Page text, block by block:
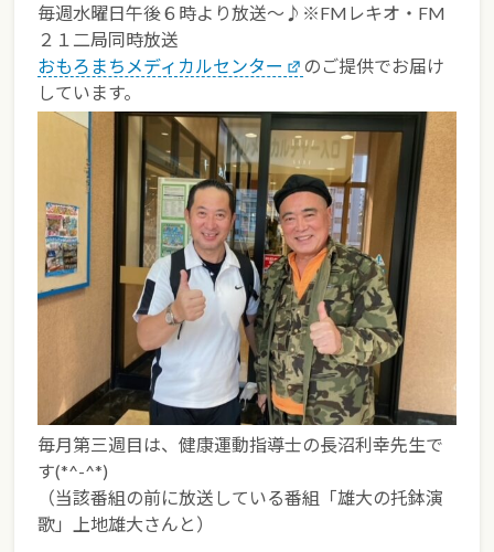
毎週水曜日午後６時より放送～♪※FMレキオ・FM
２１二局同時放送
おもろまちメディカルセンター
のご提供でお届け
しています。
毎月第三週目は、健康運動指導士の長沼利幸先生で
す(*^-^*)
（当該番組の前に放送している番組「雄大の托鉢演
歌」上地雄大さんと）